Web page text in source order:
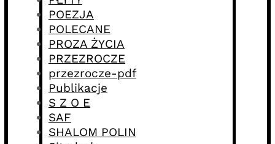
POEZJA
POLECANE
PROZA ŻYCIA
PRZEZROCZE
przezrocze-pdf
Publikacje
S Z O E
SAF
SHALOM POLIN